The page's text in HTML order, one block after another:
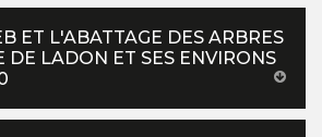
ET L'ABATTAGE DES ARBRES
DE LADON ET SES ENVIRONS